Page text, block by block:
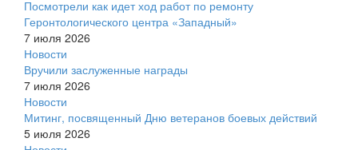
Посмотрели как идет ход работ по ремонту
Геронтологического центра «Западный»
7 июля 2026
Новости
Вручили заслуженные награды
7 июля 2026
Новости
Митинг, посвященный Дню ветеранов боевых действий
5 июля 2026